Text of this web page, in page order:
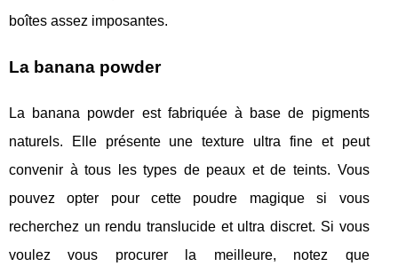
boîtes assez imposantes.
La banana powder
La banana powder est fabriquée à base de pigments
naturels. Elle présente une texture ultra fine et peut
convenir à tous les types de peaux et de teints. Vous
pouvez opter pour cette poudre magique si vous
recherchez un rendu translucide et ultra discret. Si vous
voulez vous procurer la meilleure, notez que